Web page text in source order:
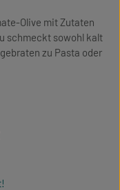
Olive mit Zutaten
schmeckt sowohl kalt
zu Pasta oder